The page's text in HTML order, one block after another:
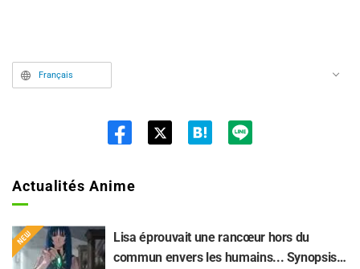
Français
Actualités Anime
Lisa éprouvait une rancœur hors du
commun envers les humains... Synopsis